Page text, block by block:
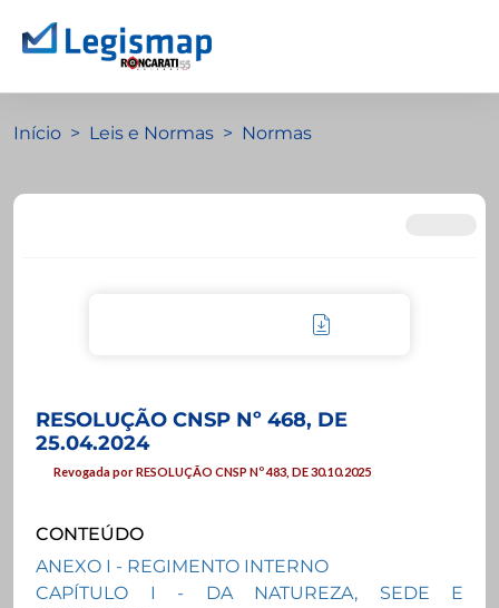
Início Leis e Normas Normas
RESOLUÇÃO CNSP Nº 468, DE
25.04.2024
Revogada por RESOLUÇÃO CNSP Nº 483, DE 30.10.2025
CONTEÚDO
ANEXO I - REGIMENTO INTERNO
CAPÍTULO I - DA NATUREZA, SEDE E